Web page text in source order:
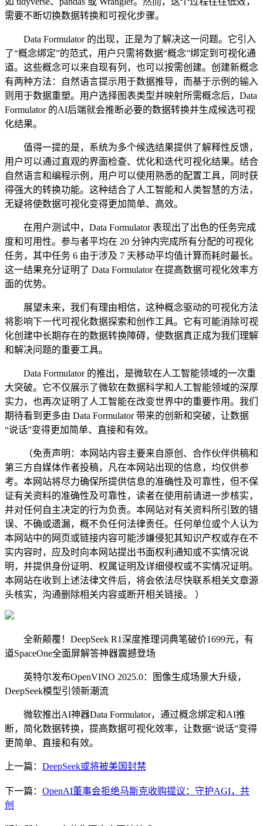
需要不断切换数据转换和可视化步骤。
Data Formulator 的出现，正是为了解决这一问题。它引入
了“概念绑定”的范式，用户只需将数据“概念”绑定到可视化通
道。这些概念可以来自现有列，也可以按需创建。创建新概念
有两种方法：自然语言提示用于数据推导，而基于示例的输入
则用于数据重塑。用户选择图表类型并映射所需概念后，Data
Formulator 的AI后端就会推断必要的数据转换并生成候选可视
化结果。
值得一提的是，系统为多个候选结果提供了解释性反馈，
用户可以通过直观的界面检查、优化和迭代可视化结果。结合
自然语言和编程示例，用户可以使用熟悉的配置工具，同时获
得强大的转换功能。这种结合了人工智能和人类智慧的方法，
无疑将使数据可视化变得更加简单、高效。
在用户测试中，Data Formulator 表现出了出色的任务完成
度和可用性。参与者平均在 20 分钟内完成所有分配的可视化
任务，其中任务 6 由于涉及 7 天移动平均值计算而耗时最长。
这一结果充分证明了 Data Formulator 在提高数据可视化效率方
面的优势。
展望未来，我们有理由相信，这种概念驱动的可视化方法
将影响下一代可视化数据探索和创作工具。它有可能消除可视
化创建中长期存在的数据转换障碍，使数据真正成为我们理解
和解决问题的重要工具。
Data Formulator 的推出，是微软在人工智能领域的一次重
大突破。它不仅展示了微软在数据科学和人工智能领域的深厚
实力，也再次证明了人工智能在改变世界中的重要作用。我们
期待看到更多由 Data Formulator 带来的创新和突破，让数据
“说话”变得更加简单、直接和有效。
（免责声明：本网站内容主要来自原创、合作伙伴供稿和
第三方自媒体作者投稿，凡在本网站出现的信息，均仅供参
考。本网站将尽力确保所提供信息的准确性及可靠性，但不保
证有关资料的准确性及可靠性，读者在使用前请进一步核实，
并对任何自主决定的行为负责。本网站对有关资料所引致的错
误、不确或遗漏，概不负任何法律责任。任何单位或个人认为
本网站中的网页或链接内容可能涉嫌侵犯其知识产权或存在不
实内容时，应及时向本网站提出书面权利通知或不实情况说
明，并提供身份证明、权属证明及详细侵权或不实情况证明。
本网站在收到上述法律文件后，将会依法尽快联系相关文章源
头核实，沟通删除相关内容或断开相关链接。 ）
全新颠覆！DeepSeek R1深度推理词典笔破价1699元，有
道SpaceOne全面屏解答神器震撼登场
英特尔发布OpenVINO 2025.0：图像生成场景大升级，
DeepSeek模型引领新潮流
微软推出AI神器Data Formulator，通过概念绑定和AI推
断，简化数据转换，提高数据可视化效率，让数据“说话”变得
更简单、直接和有效。
上一篇： DeepSeek或将被美国封禁
下一篇： OpenAI董事会拒绝马斯克收购提议：守护AGI，共
创